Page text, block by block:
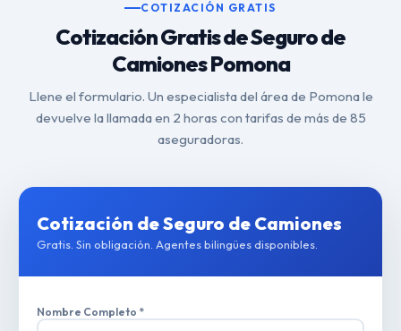
COTIZACIÓN GRATIS
Cotización Gratis de Seguro de
Camiones Pomona
Llene el formulario. Un especialista del área de Pomona le
devuelve la llamada en 2 horas con tarifas de más de 85
aseguradoras.
Cotización de Seguro de Camiones
Gratis. Sin obligación. Agentes bilingües disponibles.
Nombre Completo *